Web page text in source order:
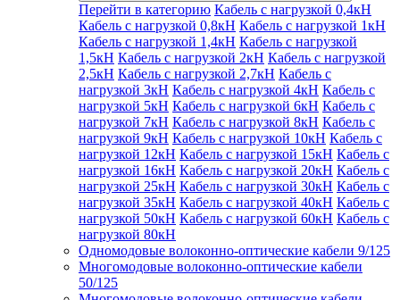
Перейти в категорию Кабель с нагрузкой 0,4кН
Кабель с нагрузкой 0,8кН Кабель с нагрузкой 1кН
Кабель с нагрузкой 1,4кН Кабель с нагрузкой
1,5кН Кабель с нагрузкой 2кН Кабель с нагрузкой
2,5кН Кабель с нагрузкой 2,7кН Кабель с
нагрузкой 3кН Кабель с нагрузкой 4кН Кабель с
нагрузкой 5кН Кабель с нагрузкой 6кН Кабель с
нагрузкой 7кН Кабель с нагрузкой 8кН Кабель с
нагрузкой 9кН Кабель с нагрузкой 10кН Кабель с
нагрузкой 12кН Кабель с нагрузкой 15кН Кабель с
нагрузкой 16кН Кабель с нагрузкой 20кН Кабель с
нагрузкой 25кН Кабель с нагрузкой 30кН Кабель с
нагрузкой 35кН Кабель с нагрузкой 40кН Кабель с
нагрузкой 50кН Кабель с нагрузкой 60кН Кабель с
нагрузкой 80кН
Одномодовые волоконно-оптические кабели 9/125
Многомодовые волоконно-оптические кабели
50/125